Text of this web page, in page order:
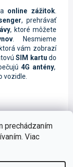
prechádzaním
Viac
online zážitok
, prehrávať
, ktoré môžete
. Nesmieme
vám zobrazí
SIM kartu do
4G antény,
vozidle.
dokáže
škále možností